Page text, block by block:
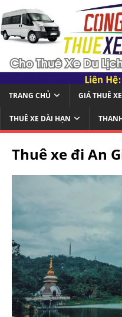
TRANG CHỦ GIÁ THUÊ XE
THUÊ XE DÀI HẠN
Thuê xe đi An